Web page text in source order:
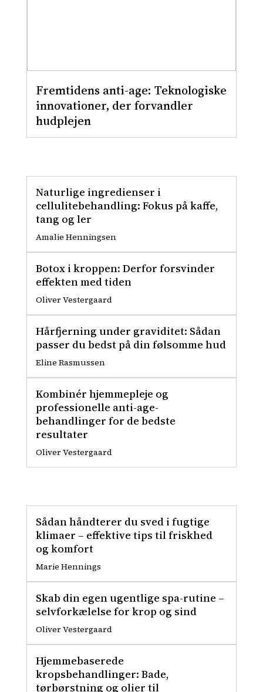
Fremtidens anti-age: Teknologiske
innovationer, der forvandler
hudplejen
Naturlige ingredienser i
cellulitebehandling: Fokus på kaffe,
tang og ler
Amalie Henningsen
Botox i kroppen: Derfor forsvinder
effekten med tiden
Oliver Vestergaard
Hårfjerning under graviditet: Sådan
passer du bedst på din følsomme hud
Eline Rasmussen
Kombinér hjemmepleje og
professionelle anti-age-
behandlinger for de bedste
resultater
Oliver Vestergaard
Sådan håndterer du sved i fugtige
klimaer – effektive tips til friskhed
og komfort
Marie Hennings
Skab din egen ugentlige spa-rutine –
selvforkælelse for krop og sind
Oliver Vestergaard
Hjemmebaserede
kropsbehandlinger: Bade,
tørbørstning og olier til